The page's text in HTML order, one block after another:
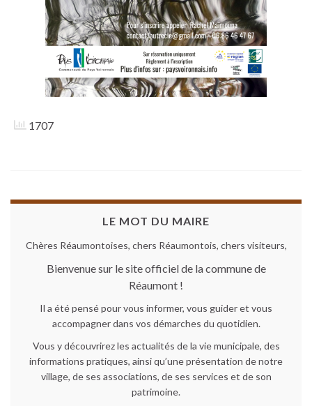
1707
LE MOT DU MAIRE
Chères Réaumontoises, chers Réaumontois, chers visiteurs,
Bienvenue sur le site officiel de la commune de
Réaumont !
Il a été pensé pour vous informer, vous guider et vous
accompagner dans vos démarches du quotidien.
Vous y découvrirez les actualités de la vie municipale, des
informations pratiques, ainsi qu’une présentation de notre
village, de ses associations, de ses services et de son
patrimoine.